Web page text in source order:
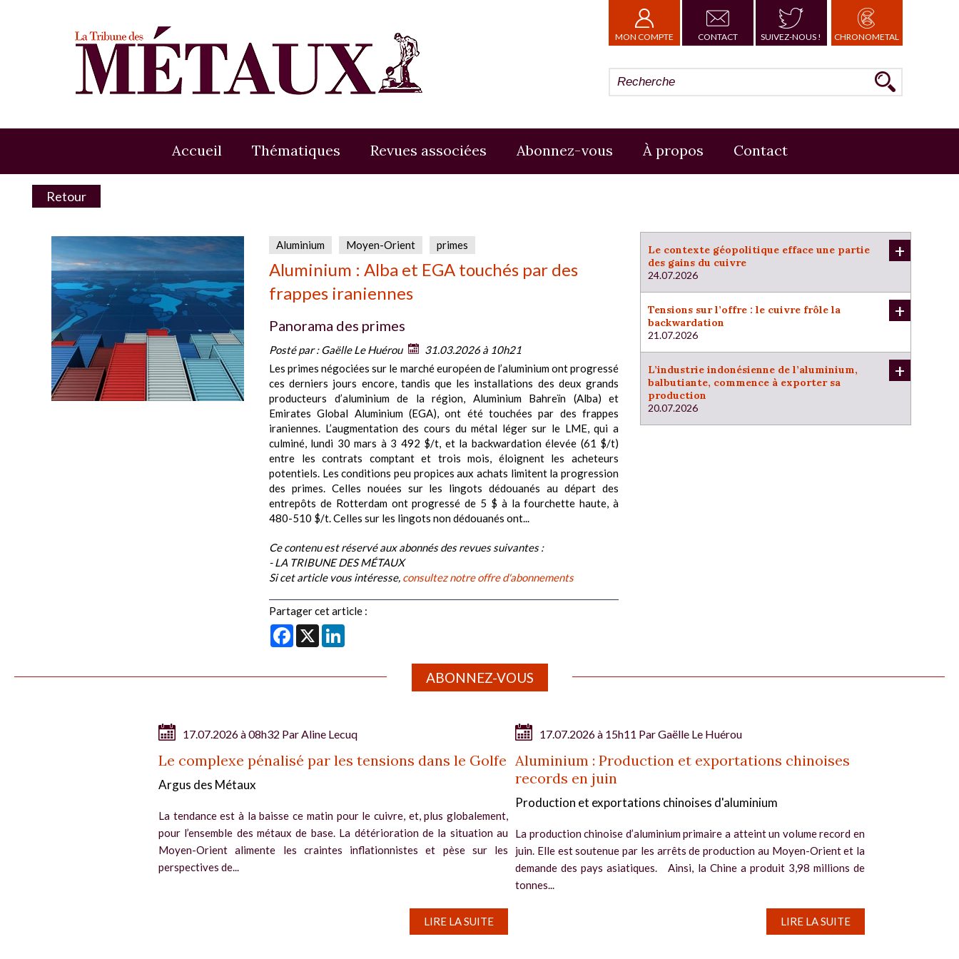
MON COMPTE CONTACT SUIVEZ-NOUS ! CHRONOMETAL
Accueil Thématiques Revues associées Abonnez-vous À propos Contact
Retour
Aluminium Moyen-Orient primes
Aluminium : Alba et EGA touchés par des
frappes iraniennes
Panorama des primes
Posté par :Gaëlle Le Huérou
31.03.2026 à 10h21
Les primes négociées sur le marché européen de l’aluminium ont progressé
ces derniers jours encore, tandis que les installations des deux grands
producteurs d’aluminium de la région, Aluminium Bahreïn (Alba) et
Emirates Global Aluminium (EGA), ont été touchées par des frappes
iraniennes. L’augmentation des cours du métal léger sur le LME, qui a
culminé, lundi 30 mars à 3 492 $/t, et la backwardation élevée (61 $/t)
entre les contrats comptant et trois mois, éloignent les acheteurs
potentiels. Les conditions peu propices aux achats limitent la progression
des primes. Celles nouées sur les lingots dédouanés au départ des
entrepôts de Rotterdam ont progressé de 5 $ à la fourchette haute, à
480-510 $/t. Celles sur les lingots non dédouanés ont...
Ce contenu est réservé aux abonnés des revues suivantes :
- LA TRIBUNE DES MÉTAUX
Si cet article vous intéresse, consultez notre offre d'abonnements
Partager cet article :
Facebook
X
Le contexte géopolitique efface une partie
des gains du cuivre
24.07.2026
+
Tensions sur l’offre : le cuivre frôle la
backwardation
21.07.2026
+
L’industrie indonésienne de l’aluminium,
balbutiante, commence à exporter sa
production
20.07.2026
+
ABONNEZ-VOUS
17.07.2026 à 08h32 Par Aline Lecuq
Le complexe pénalisé par les tensions dans le Golfe
Argus des Métaux
La tendance est à la baisse ce matin pour le cuivre, et, plus globalement,
pour l’ensemble des métaux de base. La détérioration de la situation au
Moyen-Orient alimente les craintes inflationnistes et pèse sur les
perspectives de...
LIRE LA SUITE
17.07.2026 à 15h11 ParGaëlle Le Huérou
Aluminium : Production et exportations chinoises
records en juin
Production et exportations chinoises d'aluminium
La production chinoise d’aluminium primaire a atteint un volume record en
juin. Elle est soutenue par les arrêts de production au Moyen-Orient et la
demande des pays asiatiques. Ainsi, la Chine a produit 3,98 millions de
tonnes...
LIRE LA SUITE